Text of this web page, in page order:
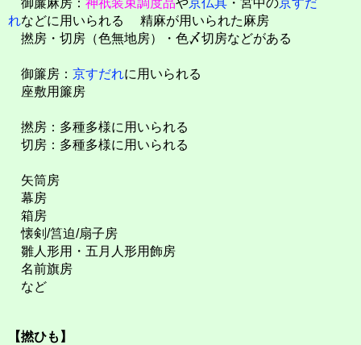
御簾麻房： 神祇装束調度品や京仏具 ・宮中の京すだ
れなどに用いられる 精麻が用いられた麻房
撚房・切房（色無地房）・色〆切房などがある
御簾房： 京すだれに用いられる
座敷用簾房
撚房：多種多様に用いられる
切房：多種多様に用いられる
矢筒房
幕房
箱房
懐剣/筥迫/扇子房
雛人形用・五月人形用飾房
名前旗房
など
【撚ひも】